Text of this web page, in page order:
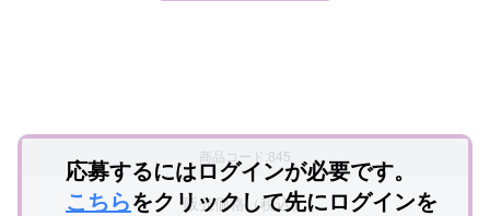
商品コード:845
販売価格（税込）
応募するにはログインが必要です。
こちらをクリックして先にログインを